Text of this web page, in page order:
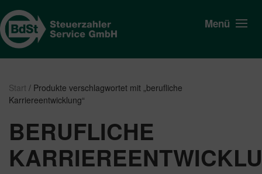
Menü
Start / Produkte verschlagwortet mit „berufliche
Karriereentwicklung“
BERUFLICHE